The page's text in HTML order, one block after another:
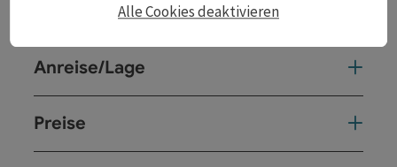
Veranstaltungsort
Anreise/Lage
Preise
Alle Cookies deaktivieren